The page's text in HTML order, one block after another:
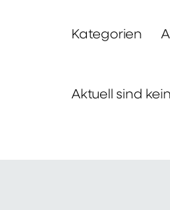
Kategorien
Aktuell sind